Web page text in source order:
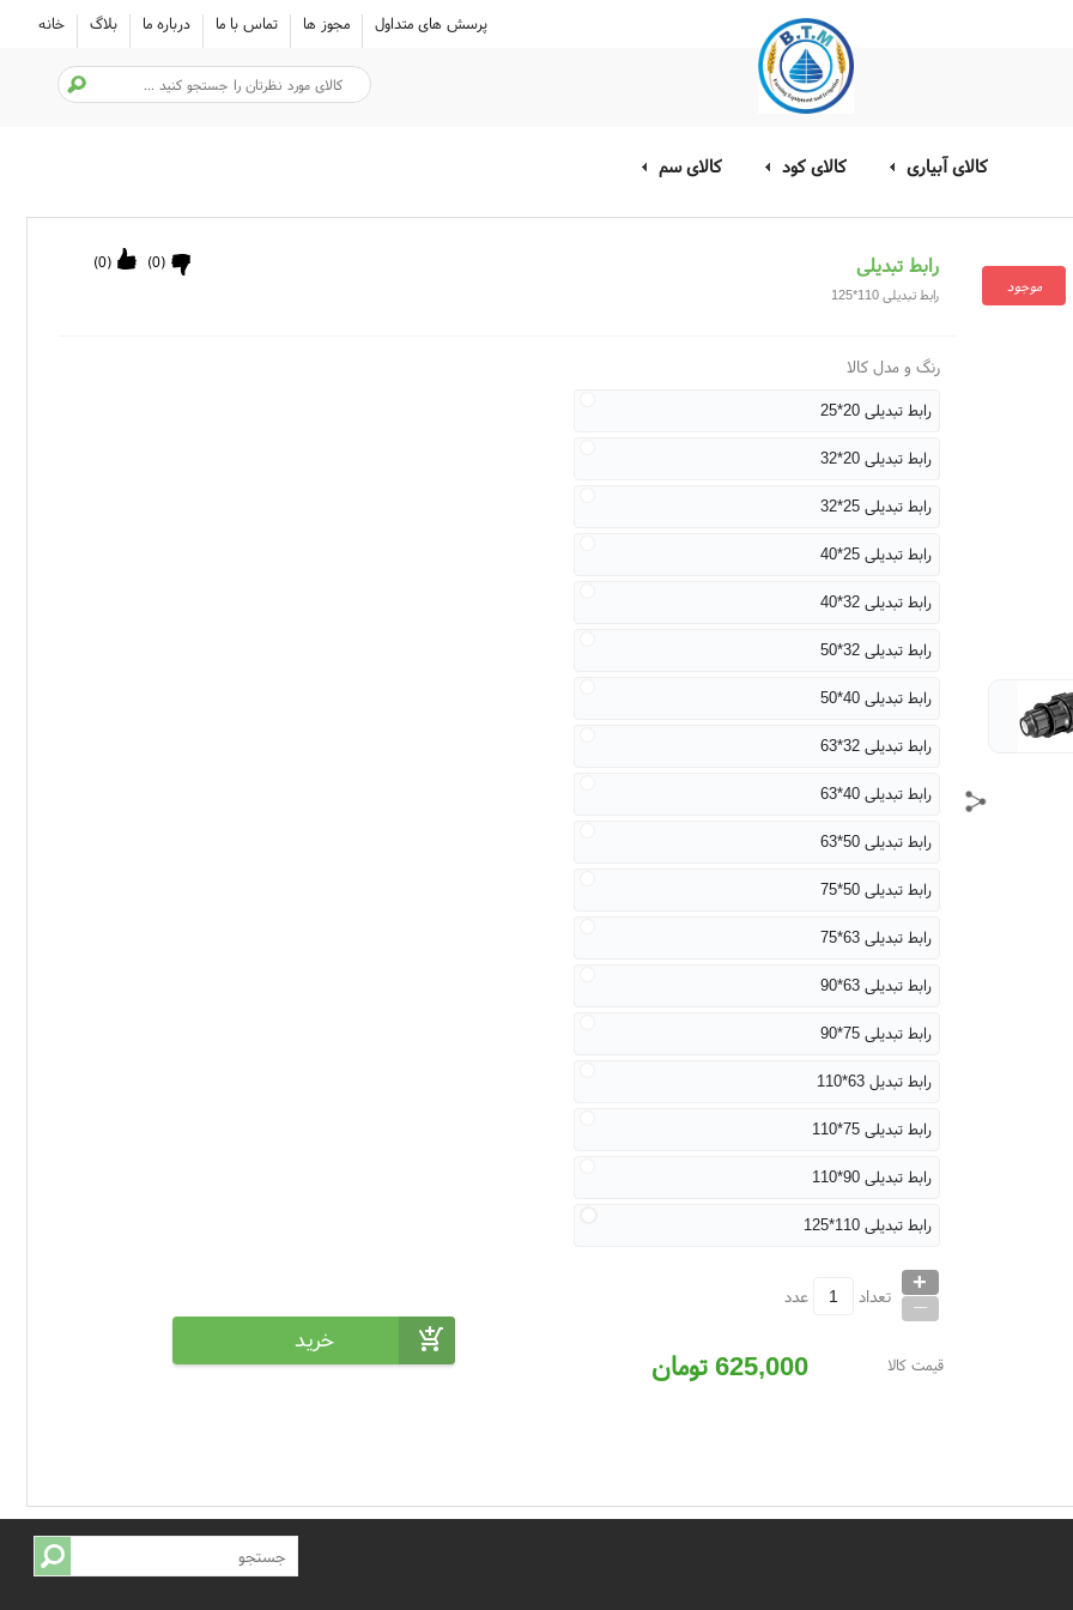
خانه بلاگ درباره ما تماس با ما مجوز ها پرسش های متداول
کالای آبیاری کالای کود کالای سم
موجود
رابط تبدیلی (
0
) (
0
)
رابط تبدیلی 110*125
رنگ و مدل کالا
رابط تبدیلی 20*25
رابط تبدیلی 20*32
رابط تبدیلی 25*32
رابط تبدیلی 25*40
رابط تبدیلی 32*40
رابط تبدیلی 32*50
رابط تبدیلی 40*50
رابط تبدیلی 32*63
رابط تبدیلی 40*63
رابط تبدیلی 50*63
رابط تبدیلی 50*75
رابط تبدیلی 63*75
رابط تبدیلی 63*90
رابط تبدیلی 75*90
رابط تبدیل 63*110
رابط تبدیلی 75*110
رابط تبدیلی 90*110
رابط تبدیلی 110*125
تعداد +
_ عدد
قیمت کالا 625,000تومان